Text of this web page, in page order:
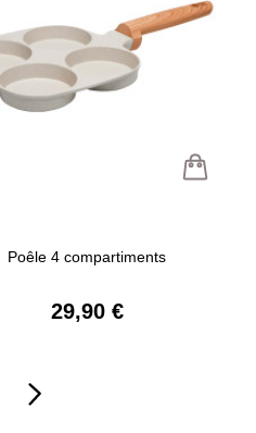
Poêle 4 compartiments
29,90 €